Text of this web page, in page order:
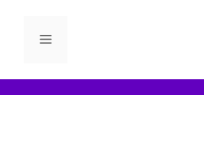
فهرست